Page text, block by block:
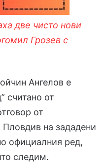
две чисто нови
Грозев с
Ангелов е
считано от
от
на зададени
официалния ред,
следим.